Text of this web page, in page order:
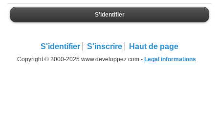
S'identifier
S'identifier S'inscrire Haut de page
Copyright © 2000-2025 www.developpez.com - Legal informations